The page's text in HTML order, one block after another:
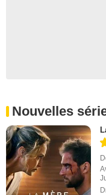
Nouvelles